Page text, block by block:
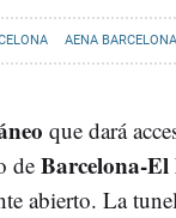
AENA BARCELONA
que dará
de Barcelona-
abierto. La